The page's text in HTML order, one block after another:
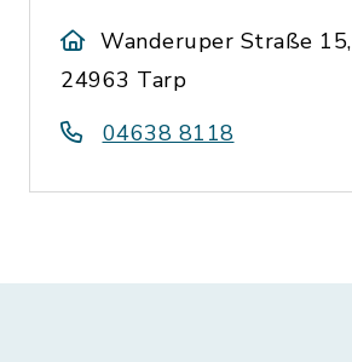
Wanderuper Straße 15,
24963 Tarp
04638 8118